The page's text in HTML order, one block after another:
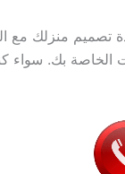
منزلك مع
الخاصة بك. سواء